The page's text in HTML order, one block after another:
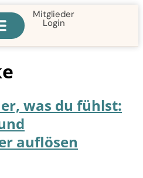
Mitglieder
Login
was du fühlst:
auflösen